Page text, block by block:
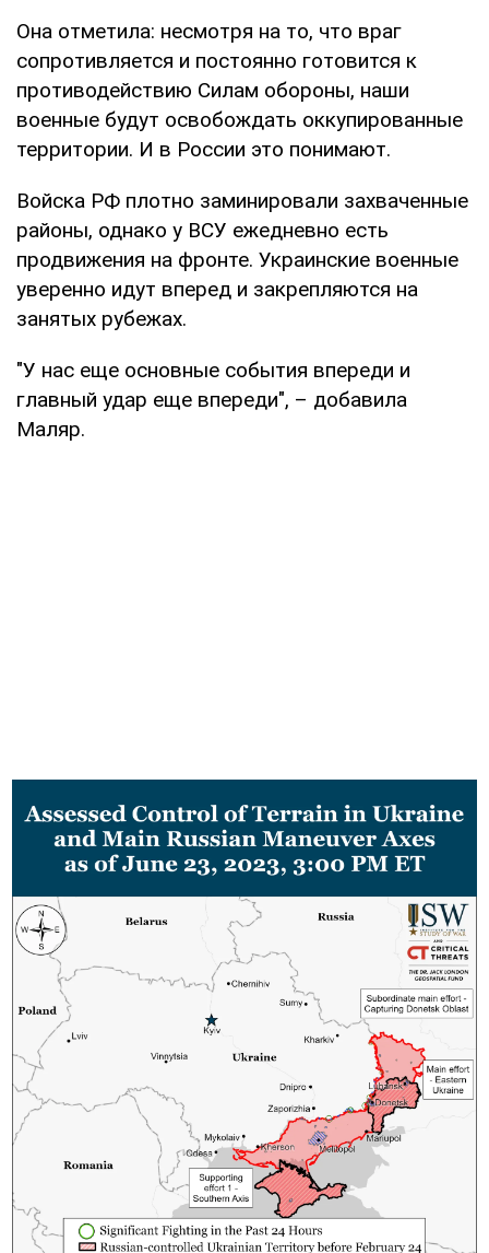
Она отметила: несмотря на то, что враг
сопротивляется и постоянно готовится к
противодействию Силам обороны, наши
военные будут освобождать оккупированные
территории. И в России это понимают.
Войска РФ плотно заминировали захваченные
районы, однако у ВСУ ежедневно есть
продвижения на фронте. Украинские военные
уверенно идут вперед и закрепляются на
занятых рубежах.
"У нас еще основные события впереди и
главный удар еще впереди", – добавила
Маляр.